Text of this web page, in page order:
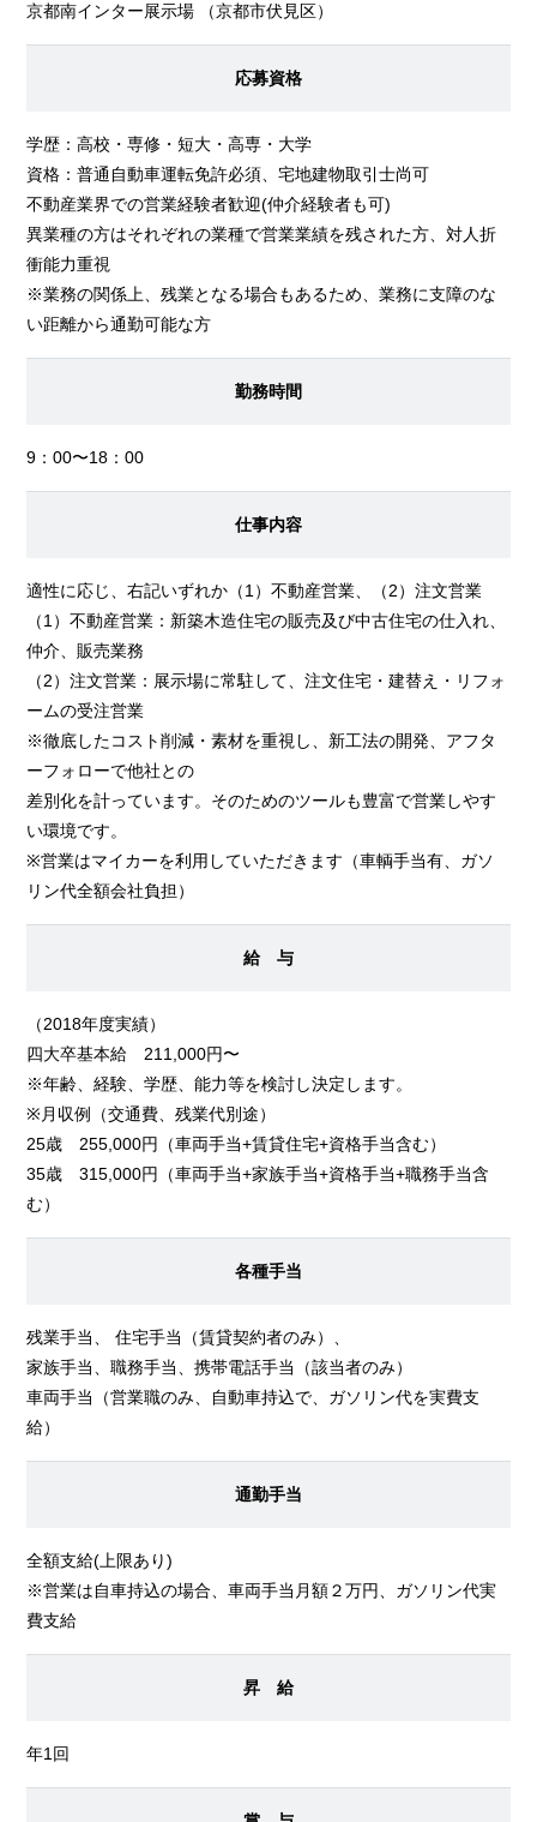
京都南インター展示場 （京都市伏見区）
応募資格
学歴：高校・専修・短大・高専・大学
資格：普通自動車運転免許必須、宅地建物取引士尚可
不動産業界での営業経験者歓迎(仲介経験者も可)
異業種の方はそれぞれの業種で営業業績を残された方、対人折
衝能力重視
※業務の関係上、残業となる場合もあるため、業務に支障のな
い距離から通勤可能な方
勤務時間
9：00〜18：00
仕事内容
適性に応じ、右記いずれか（1）不動産営業、（2）注文営業
（1）不動産営業：新築木造住宅の販売及び中古住宅の仕入れ、
仲介、販売業務
（2）注文営業：展示場に常駐して、注文住宅・建替え・リフォ
ームの受注営業
※徹底したコスト削減・素材を重視し、新工法の開発、アフタ
ーフォローで他社との
差別化を計っています。そのためのツールも豊富で営業しやす
い環境です。
※営業はマイカーを利用していただきます（車輌手当有、ガソ
リン代全額会社負担）
給 与
（2018年度実績）
四大卒基本給 211,000円〜
※年齢、経験、学歴、能力等を検討し決定します。
※月収例（交通費、残業代別途）
25歳 255,000円（車両手当+賃貸住宅+資格手当含む）
35歳 315,000円（車両手当+家族手当+資格手当+職務手当含
む）
各種手当
残業手当、 住宅手当（賃貸契約者のみ）、
家族手当、職務手当、携帯電話手当（該当者のみ）
車両手当（営業職のみ、自動車持込で、ガソリン代を実費支
給）
通勤手当
全額支給(上限あり)
※営業は自車持込の場合、車両手当月額２万円、ガソリン代実
費支給
昇 給
年1回